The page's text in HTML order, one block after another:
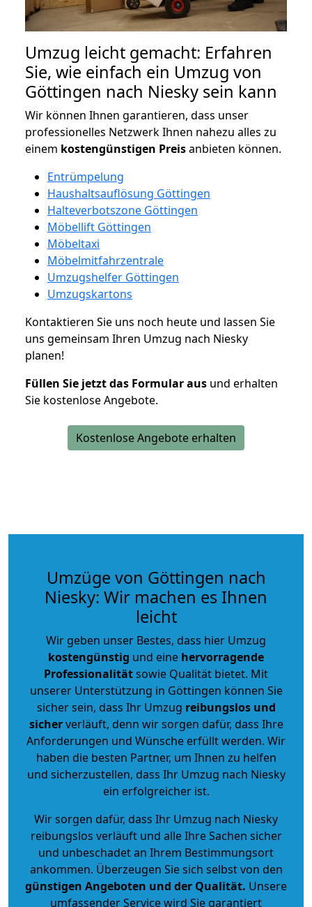
Umzug leicht gemacht: Erfahren
Sie, wie einfach ein Umzug von
Göttingen nach Niesky sein kann
Wir können Ihnen garantieren, dass unser
professionelles Netzwerk Ihnen nahezu alles zu
einem kostengünstigen Preisanbieten können.
Entrümpelung
Haushaltsauflösung Göttingen
Halteverbotszone Göttingen
Möbellift Göttingen
Möbeltaxi
Möbelmitfahrzentrale
Umzugshelfer Göttingen
Umzugskartons
Kontaktieren Sie uns noch heute und lassen Sie
uns gemeinsam Ihren Umzug nach Niesky
planen!
Füllen Sie jetzt das Formular aus und erhalten
Sie kostenlose Angebote.
Kostenlose Angebote erhalten
Umzüge von Göttingen nach
Niesky: Wir machen es Ihnen
leicht
Wir geben unser Bestes, dass hier Umzug
kostengünstig und eine hervorragende
Professionalitätsowie Qualität bietet. Mit
unserer Unterstützung in Göttingen können Sie
sicher sein, dass Ihr Umzug reibungslos und
sicherverläuft, denn wir sorgen dafür, dass Ihre
Anforderungen und Wünsche erfüllt werden. Wir
haben die besten Partner, um Ihnen zu helfen
und sicherzustellen, dass Ihr Umzug nach Niesky
ein erfolgreicher ist.
Wir sorgen dafür, dass Ihr Umzug nach Niesky
reibungslos verläuft und alle Ihre Sachen sicher
und unbeschadet an Ihrem Bestimmungsort
ankommen. Überzeugen Sie sich selbst von den
günstigen Angeboten und der Qualität. Unsere
umfassender Service wird Sie garantiert